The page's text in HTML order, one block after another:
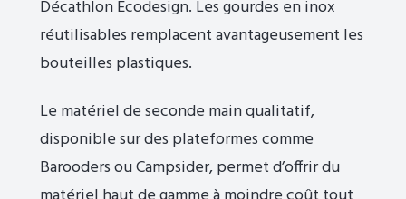
Décathlon Ecodesign. Les gourdes en inox
réutilisables remplacent avantageusement les
bouteilles plastiques.
Le matériel de seconde main qualitatif,
disponible sur des plateformes comme
Barooders ou Campsider, permet d’offrir du